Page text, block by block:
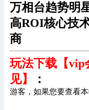
万相台趋势明
高ROI核心技
商
玩法下载【vip
见】
：
游客，如果您要查看